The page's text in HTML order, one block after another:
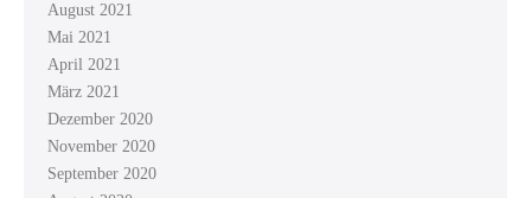
August 2021
Mai 2021
April 2021
März 2021
Dezember 2020
November 2020
September 2020